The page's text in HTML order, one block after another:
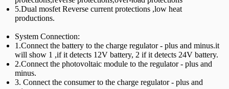
5.Dual mosfet Reverse current protections ,low heat
productions.
System Connection:
1.Connect the battery to the charge regulator - plus and minus.it
will show 1 ,if it detects 12V battery, 2 if it detects 24V battery.
2.Connect the photovoltaic module to the regulator - plus and
minus.
3. Connect the consumer to the charge regulator - plus and